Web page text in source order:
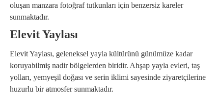
oluşan manzara fotoğraf tutkunları için benzersiz kareler
sunmaktadır.
Elevit Yaylası
Elevit Yaylası, geleneksel yayla kültürünü günümüze kadar
koruyabilmiş nadir bölgelerden biridir. Ahşap yayla evleri, taş
yolları, yemyeşil doğası ve serin iklimi sayesinde ziyaretçilerine
huzurlu bir atmosfer sunmaktadır.